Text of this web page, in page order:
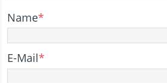
Name*
E-Mail*